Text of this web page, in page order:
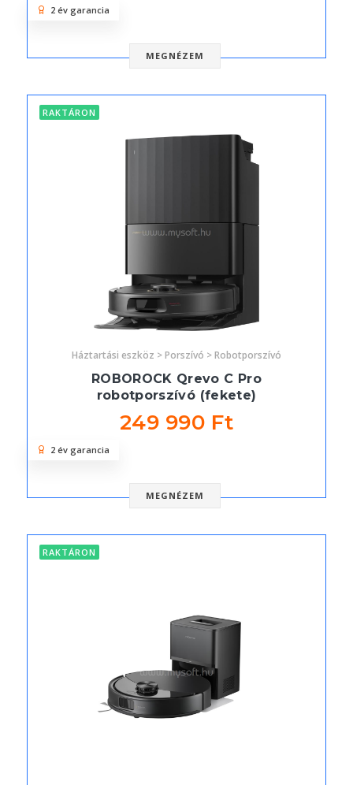
MEGNÉZEM
2 év garancia
RAKTÁRON
Háztartási eszköz > Porszívó > Robotporszívó
ROBOROCK Qrevo C Pro
robotporszívó (fekete)
249 990 Ft
MEGNÉZEM
2 év garancia
RAKTÁRON